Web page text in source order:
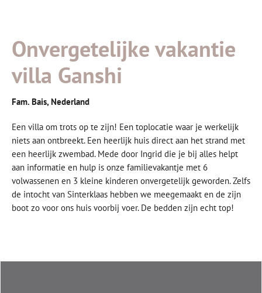
Onvergetelijke vakantie
villa Ganshi
Fam. Bais, Nederland
Een villa om trots op te zijn! Een toplocatie waar je werkelijk
niets aan ontbreekt. Een heerlijk huis direct aan het strand met
een heerlijk zwembad. Mede door Ingrid die je bij alles helpt
aan informatie en hulp is onze familievakantje met 6
volwassenen en 3 kleine kinderen onvergetelijk geworden. Zelfs
de intocht van Sinterklaas hebben we meegemaakt en de zijn
boot zo voor ons huis voorbij voer. De bedden zijn echt top!